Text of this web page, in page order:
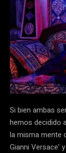
Si bien ambas
hemos decidido
la misma mente
Gianni Versace’